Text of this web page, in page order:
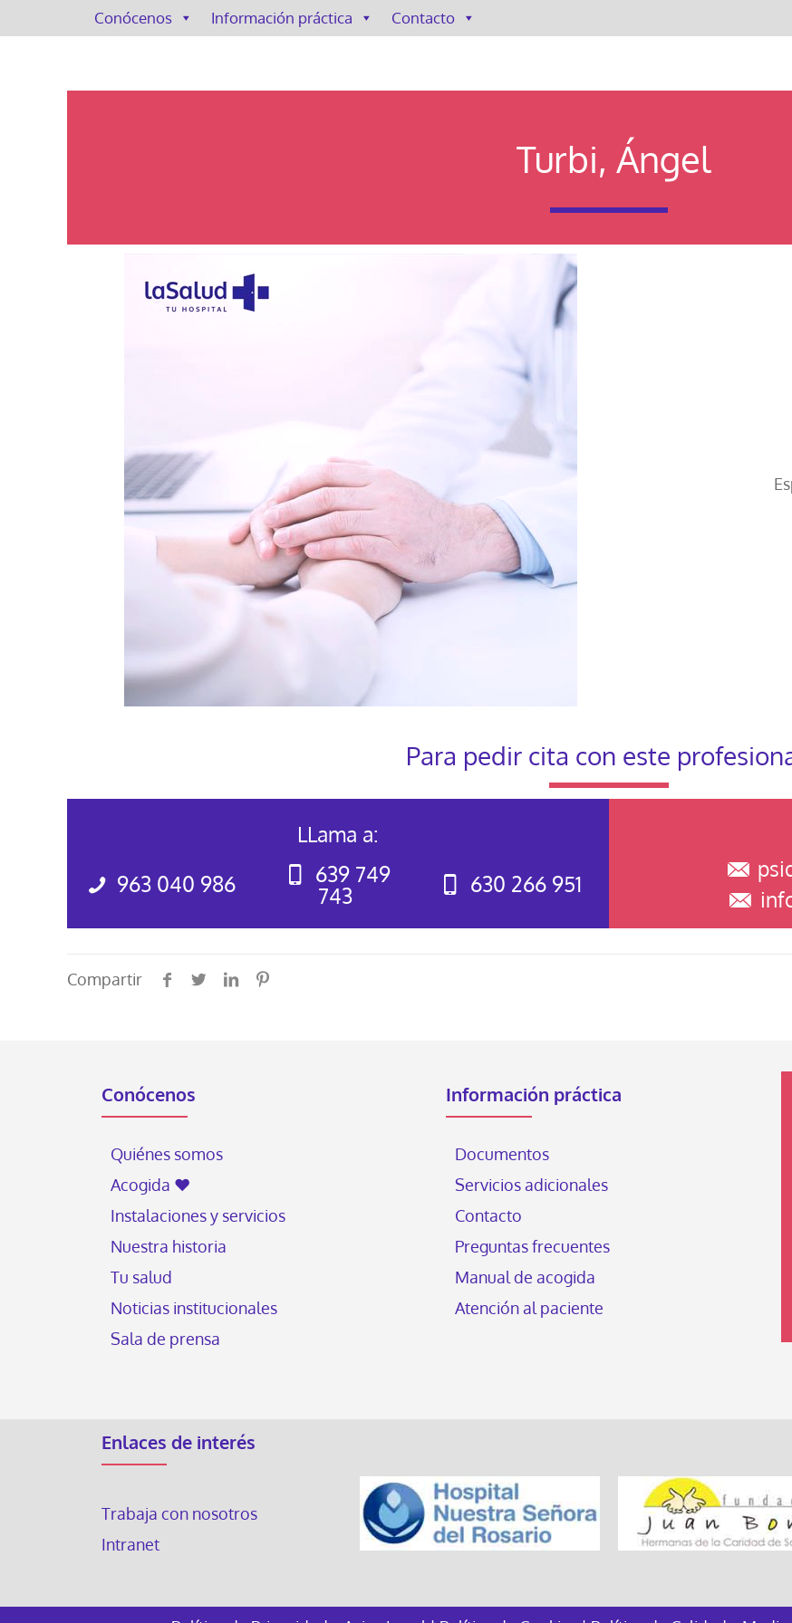
Conócenos Información práctica Contacto
Turbi, Ángel
Para pedir cita con este
LLama a:
963 040 986
639 749
743
630 266 951
Compartir
Conócenos
Quiénes somos
Acogida ♥
Instalaciones y servicios
Nuestra historia
Tu salud
Noticias institucionales
Sala de prensa
Información práctica
Documentos
Servicios adicionales
Contacto
Preguntas frecuentes
Manual de acogida
Atención al paciente
Enlaces de interés
Trabaja con nosotros
Intranet